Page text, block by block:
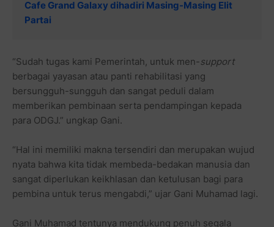
Cafe Grand Galaxy dihadiri Masing-Masing Elit
Partai
“Sudah tugas kami Pemerintah, untuk men-support
berbagai yayasan atau panti rehabilitasi yang
bersungguh-sungguh dan sangat peduli dalam
memberikan pembinaan serta pendampingan kepada
para ODGJ.” ungkap Gani.
“Hal ini memiliki makna tersendiri dan merupakan wujud
nyata bahwa kita tidak membeda-bedakan manusia dan
sangat diperlukan keikhlasan dan ketulusan bagi para
pembina untuk terus mengabdi,” ujar Gani Muhamad lagi.
Gani Muhamad tentunya mendukung penuh segala